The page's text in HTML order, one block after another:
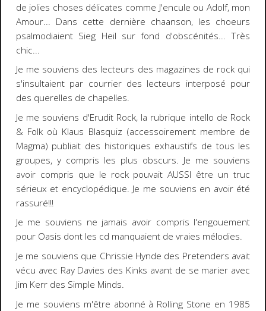
de jolies choses délicates comme J'encule ou Adolf, mon
Amour... Dans cette dernière chaanson, les choeurs
psalmodiaient Sieg Heil sur fond d'obscénités... Très
chic...
Je me souviens des lecteurs des magazines de rock qui
s'insultaient par courrier des lecteurs interposé pour
des querelles de chapelles.
Je me souviens d'Erudit Rock, la rubrique intello de Rock
& Folk où Klaus Blasquiz (accessoirement membre de
Magma) publiait des historiques exhaustifs de tous les
groupes, y compris les plus obscurs. Je me souviens
avoir compris que le rock pouvait AUSSI être un truc
sérieux et encyclopédique. Je me souviens en avoir été
rassuré!!!
Je me souviens ne jamais avoir compris l'engouement
pour Oasis dont les cd manquaient de vraies mélodies.
Je me souviens que Chrissie Hynde des Pretenders avait
vécu avec Ray Davies des Kinks avant de se marier avec
Jim Kerrdes Simple Minds.
Je me souviens m'être abonné à Rolling Stone en 1985